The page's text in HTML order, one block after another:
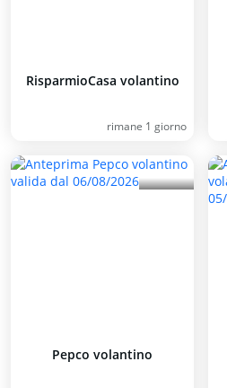
RisparmioCasa volantino
rimane 1 giorno
Pepco volantino